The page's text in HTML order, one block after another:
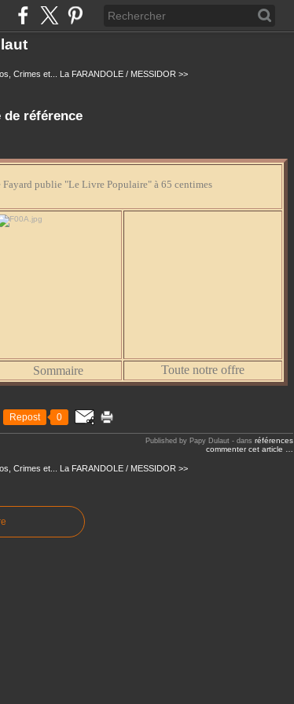
Crimes et... La FARANDOLE / MESSIDOR >>
de référence
Fayard publie "Le Livre Populaire" à 65 centimes
Sommaire Toute notre offre
Repost 0
Published by Papy Dulaut - dans références
commenter cet article
Crimes et... La FARANDOLE / MESSIDOR >>